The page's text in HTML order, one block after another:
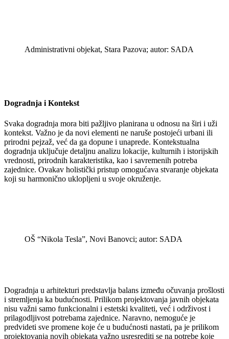
Administrativni objekat, Stara Pazova; autor: SADA
Dogradnja i Kontekst
Svaka dogradnja mora biti pažljivo planirana u odnosu na širi i uži
kontekst. Važno je da novi elementi ne naruše postojeći urbani ili
prirodni pejzaž, već da ga dopune i unaprede. Kontekstualna
dogradnja uključuje detaljnu analizu lokacije, kulturnih i istorijskih
vrednosti, prirodnih karakteristika, kao i savremenih potreba
zajednice. Ovakav holistički pristup omogućava stvaranje objekata
koji su harmonično uklopljeni u svoje okruženje.
OŠ “Nikola Tesla”, Novi Banovci; autor: SADA
Dogradnja u arhitekturi predstavlja balans između očuvanja prošlosti
i stremljenja ka budućnosti. Prilikom projektovanja javnih objekata
nisu važni samo funkcionalni i estetski kvaliteti, već i održivost i
prilagodljivost potrebama zajednice. Naravno, nemoguće je
predvideti sve promene koje će u budućnosti nastati, pa je prilikom
projektovanja novih objekata važno usresrediti se na potrebe koje